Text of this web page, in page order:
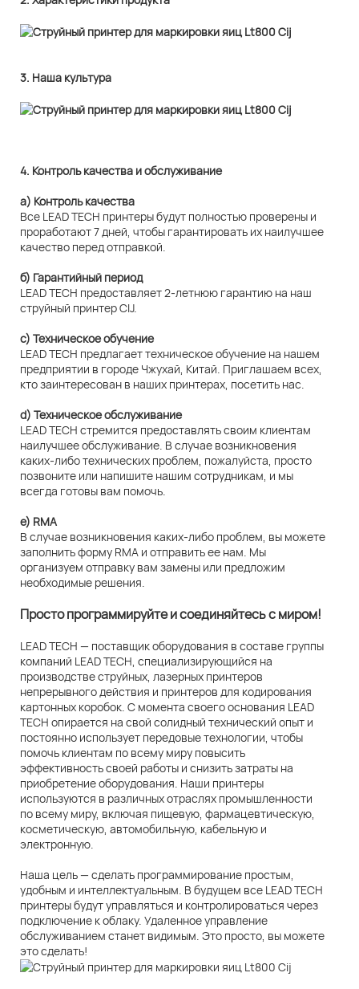
3. Наша культура
4. Контроль качества и обслуживание
а) Контроль качества
Все LEAD TECH принтеры будут полностью проверены и
проработают 7 дней, чтобы гарантировать их наилучшее
качество перед отправкой.
б) Гарантийный период
LEAD TECH предоставляет 2-летнюю гарантию на наш
струйный принтер CIJ.
c) Техническое обучение
LEAD TECH предлагает техническое обучение на нашем
предприятии в городе Чжухай, Китай. Приглашаем всех,
кто заинтересован в наших принтерах, посетить нас.
d) Техническое обслуживание
LEAD TECH стремится предоставлять своим клиентам
наилучшее обслуживание. В случае возникновения
каких-либо технических проблем, пожалуйста, просто
позвоните или напишите нашим сотрудникам, и мы
всегда готовы вам помочь.
e) RMA
В случае возникновения каких-либо проблем, вы можете
заполнить форму RMA и отправить ее нам. Мы
организуем отправку вам замены или предложим
необходимые решения.
Просто программируйте и соединяйтесь с миром!
LEAD TECH — поставщик оборудования в составе группы
компаний LEAD TECH, специализирующийся на
производстве струйных, лазерных принтеров
непрерывного действия и принтеров для кодирования
картонных коробок. С момента своего основания LEAD
TECH опирается на свой солидный технический опыт и
постоянно использует передовые технологии, чтобы
помочь клиентам по всему миру повысить
эффективность своей работы и снизить затраты на
приобретение оборудования. Наши принтеры
используются в различных отраслях промышленности
по всему миру, включая пищевую, фармацевтическую,
косметическую, автомобильную, кабельную и
электронную.
Наша цель — сделать программирование простым,
удобным и интеллектуальным. В будущем все LEAD TECH
принтеры будут управляться и контролироваться через
подключение к облаку. Удаленное управление
обслуживанием станет видимым. Это просто, вы можете
это сделать!